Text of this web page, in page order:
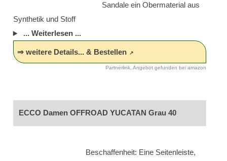
Sandale ein Obermaterial aus
Synthetik und Stoff
... Weiterlesen ...
⇒ weitere Details... & Bestellen
Partnerlink, Angebot gefunden bei amazon
ECCO Damen OFFROAD YUCATAN Grau 40
Beschaffenheit: Eine Seitenleiste,